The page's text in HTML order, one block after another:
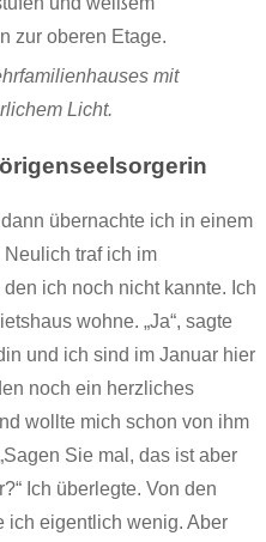
mit
Licht.
übernachte ich in einem
traf ich im
ich noch nicht kannte. Ich
wohne. „Ja“, sagte
und ich sind im Januar hier
noch ein herzliches
wollte mich schon von ihm
Sie mal, das ist aber
Ich überlegte. Von den
ich eigentlich wenig. Aber